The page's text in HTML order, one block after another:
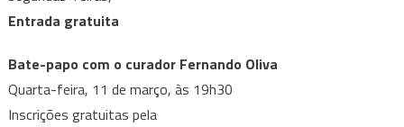
Entrada gratuita
Bate-papo com o curador Fernando Oliva
Quarta-feira, 11 de março, às 19h30
Inscrições gratuitas pela